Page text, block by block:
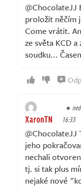
@ChocolateJJ
proložit něčím
Come vrátit.
ze světa KCD
soudku...
XaronTN
16:33
@ChocolateJJ
jeho
nechali
tj. si tak plus
nejaké nové